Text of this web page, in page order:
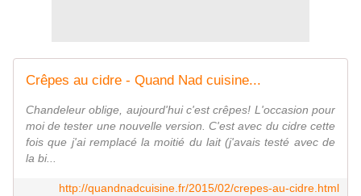
Crêpes au cidre - Quand Nad cuisine...
Chandeleur oblige, aujourd'hui c'est crêpes! L'occasion pour
moi de tester une nouvelle version. C'est avec du cidre cette
fois que j'ai remplacé la moitié du lait (j'avais testé avec de
la bi...
http://quandnadcuisine.fr/2015/02/crepes-au-cidre.html